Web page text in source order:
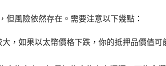
但風險依然存在。需要注意以下幾點：
，如果以太幣價格下跌，你的抵押品價值可